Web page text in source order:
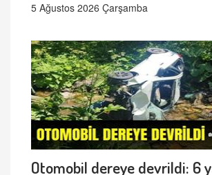
5 Ağustos 2026 Çarşamba
Otomobil dereye devrildi: 6